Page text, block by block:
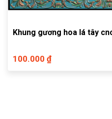
Khung gương hoa lá tây
100.000 ₫